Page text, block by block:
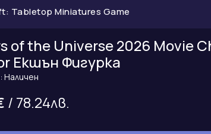
Tabletop Miniatures Game
of the Universe 2026 Movie
Екшън Фигурка
Наличен
/ 78.24лв.